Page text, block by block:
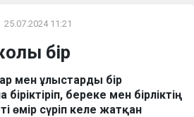
ОҚИҒА
News
25.07.2024 11:21
бір
мен ұлыстарды бір
береке мен бірліктің
өмір сүріп келе жатқан